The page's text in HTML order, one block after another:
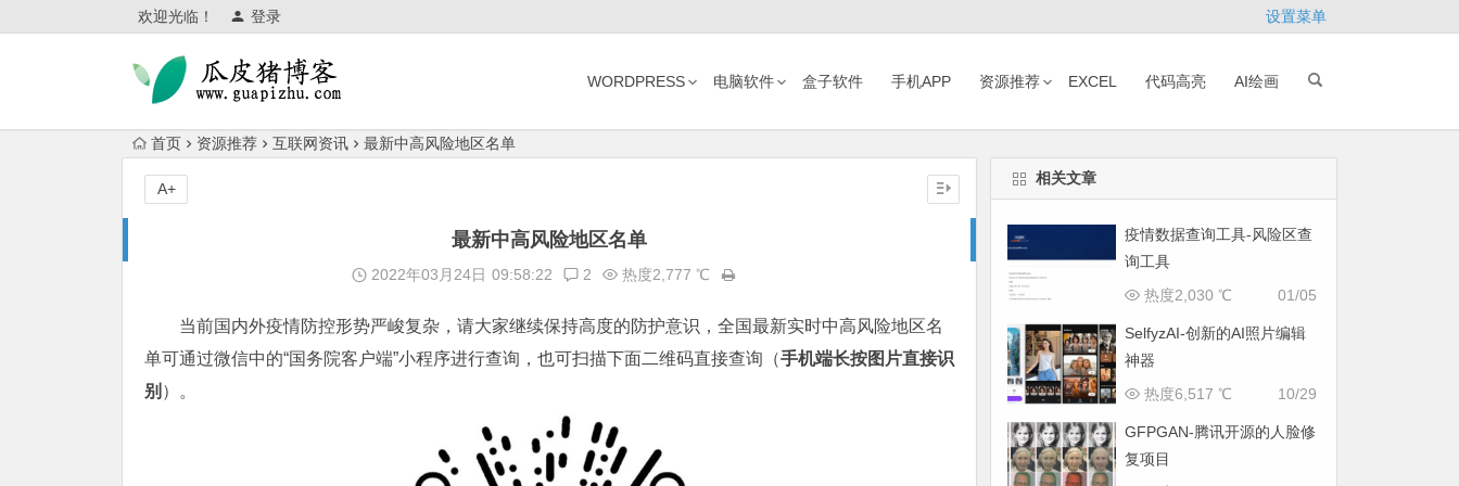
欢迎光临！ 登录 设置菜单
WORDPRESS 电脑软件 盒子软件 手机APP 资源推荐 EXCEL 代码高亮 AI绘画
首页 资源推荐 互联网资讯 最新中高风险地区名单
最新中高风险地区名单
2022年03月24日 09:58:22 2 热度2,777 ℃
当前国内外疫情防控形势严峻复杂，请大家继续保持高度的防护意识，全国最新实时中高风险地区名
单可通过微信中的“国务院客户端”小程序进行查询，也可扫描下面二维码直接查询（手机端长按图片直接识
别 ）。
A+
相关文章
疫情数据查询工具-风险区查
询工具
01/05
热度2,030 ℃
SelfyzAI-创新的AI照片编辑
神器
10/29
热度6,517 ℃
GFPGAN-腾讯开源的人脸修
复项目